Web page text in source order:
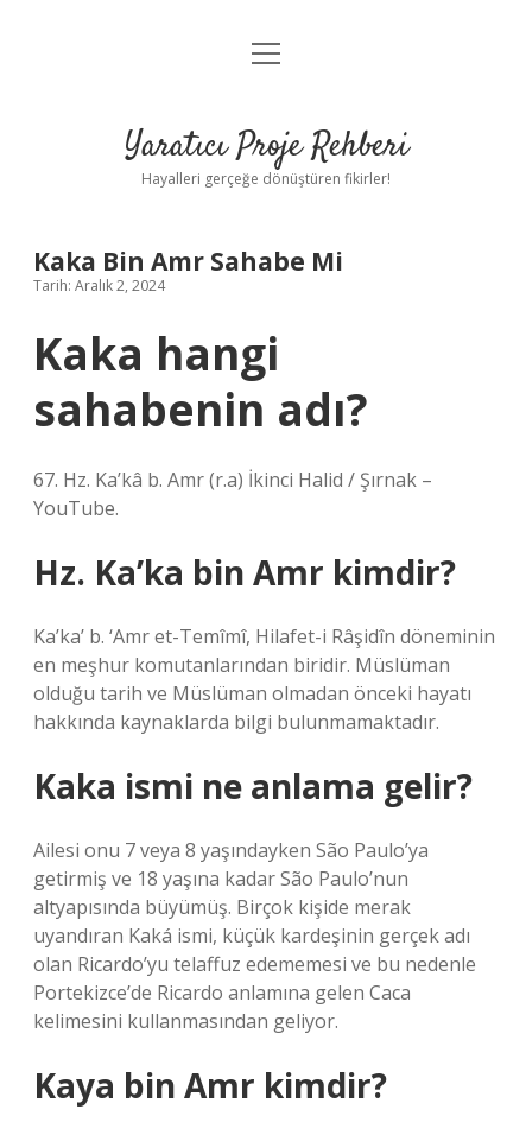
Anasayfa
Yasal Uyarı
menüyü
Yaratıcı Proje Rehberi
Hayalleri gerçeğe dönüştüren fikirler!
Kaka Bin Amr Sahabe Mi
Tarih: Aralık 2, 2024
Kaka hangi
sahabenin adı?
67. Hz. Ka’kâ b. Amr (r.a) İkinci Halid / Şırnak –
YouTube.
Hz. Ka’ka bin Amr kimdir?
Ka’ka’ b. ‘Amr et-Temîmî, Hilafet-i Râşidîn döneminin
en meşhur komutanlarından biridir. Müslüman
olduğu tarih ve Müslüman olmadan önceki hayatı
hakkında kaynaklarda bilgi bulunmamaktadır.
Kaka ismi ne anlama gelir?
Ailesi onu 7 veya 8 yaşındayken São Paulo’ya
getirmiş ve 18 yaşına kadar São Paulo’nun
altyapısında büyümüş. Birçok kişide merak
uyandıran Kaká ismi, küçük kardeşinin gerçek adı
olan Ricardo’yu telaffuz edememesi ve bu nedenle
Portekizce’de Ricardo anlamına gelen Caca
kelimesini kullanmasından geliyor.
Kaya bin Amr kimdir?